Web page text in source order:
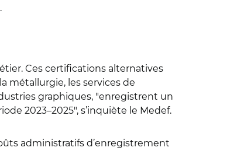
Ces certifications alternatives
métallurgie, les services de
graphiques, "enregistrent un
2023–2025", s’inquiète le Medef.
administratifs d’enregistrement